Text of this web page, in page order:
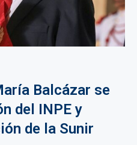
Balcázar se
del INPE y
de la Sunir